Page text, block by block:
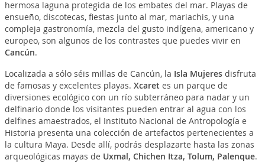
hermosa laguna protegida de los embates del mar. Playas de
ensueño, discotecas, fiestas junto al mar, mariachis, y una
compleja gastronomía, mezcla del gusto indígena, americano y
europeo, son algunos de los contrastes que puedes vivir en
Cancún.
Localizada a sólo séis millas de Cancún, la Isla Mujeresdisfruta
de famosas y excelentes playas. Xcaret es un parque de
diversiones ecológico con un río subterráneo para nadar y un
delfinario donde los visitantes pueden entrar al agua con los
delfines amaestrados, el Instituto Nacional de Antropología e
Historia presenta una colección de artefactos pertenecientes a
la cultura Maya. Desde allí, podrás desplazarte hasta las zonas
arqueológicas mayas de Uxmal, Chichen Itza, Tolum, Palenque.